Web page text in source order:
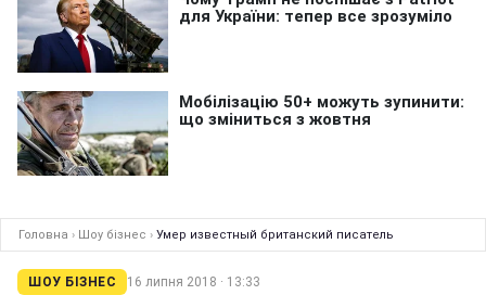
Головна › Шоу бізнес › Умер известный британский писатель
ШОУ БІЗНЕС 16 липня 2018 · 13:33